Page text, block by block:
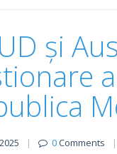
și
| 0Comments |